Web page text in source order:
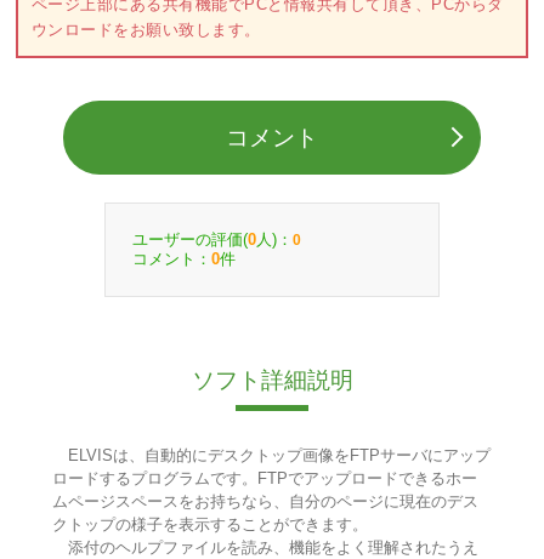
ページ上部にある共有機能でPCと情報共有して頂き、PCからダ
ウンロードをお願い致します。
コメント
ユーザーの評価(0 人)： 0
コメント： 0件
ソフト詳細説明
ELVISは、自動的にデスクトップ画像をFTPサーバにアップ
ロードするプログラムです。FTPでアップロードできるホー
ムページスペースをお持ちなら、自分のページに現在のデス
クトップの様子を表示することができます。
添付のヘルプファイルを読み、機能をよく理解されたうえ